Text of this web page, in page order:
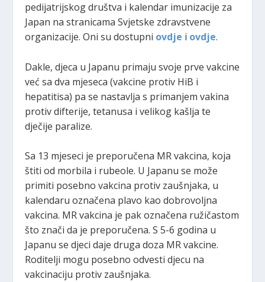
pedijatrijskog društva i kalendar imunizacije za
Japan na stranicama Svjetske zdravstvene
organizacije. Oni su dostupni ovdje i ovdje.
Dakle, djeca u Japanu primaju svoje prve vakcine
već sa dva mjeseca (vakcine protiv HiB i
hepatitisa) pa se nastavlja s primanjem vakina
protiv difterije, tetanusa i velikog kašlja te
dječije paralize.
Sa 13 mjeseci je preporučena MR vakcina, koja
štiti od morbila i rubeole. U Japanu se može
primiti posebno vakcina protiv zaušnjaka, u
kalendaru označena plavo kao dobrovoljna
vakcina. MR vakcina je pak označena ružičastom
što znači da je preporučena. S 5-6 godina u
Japanu se djeci daje druga doza MR vakcine.
Roditelji mogu posebno odvesti djecu na
vakcinaciju protiv zaušnjaka.